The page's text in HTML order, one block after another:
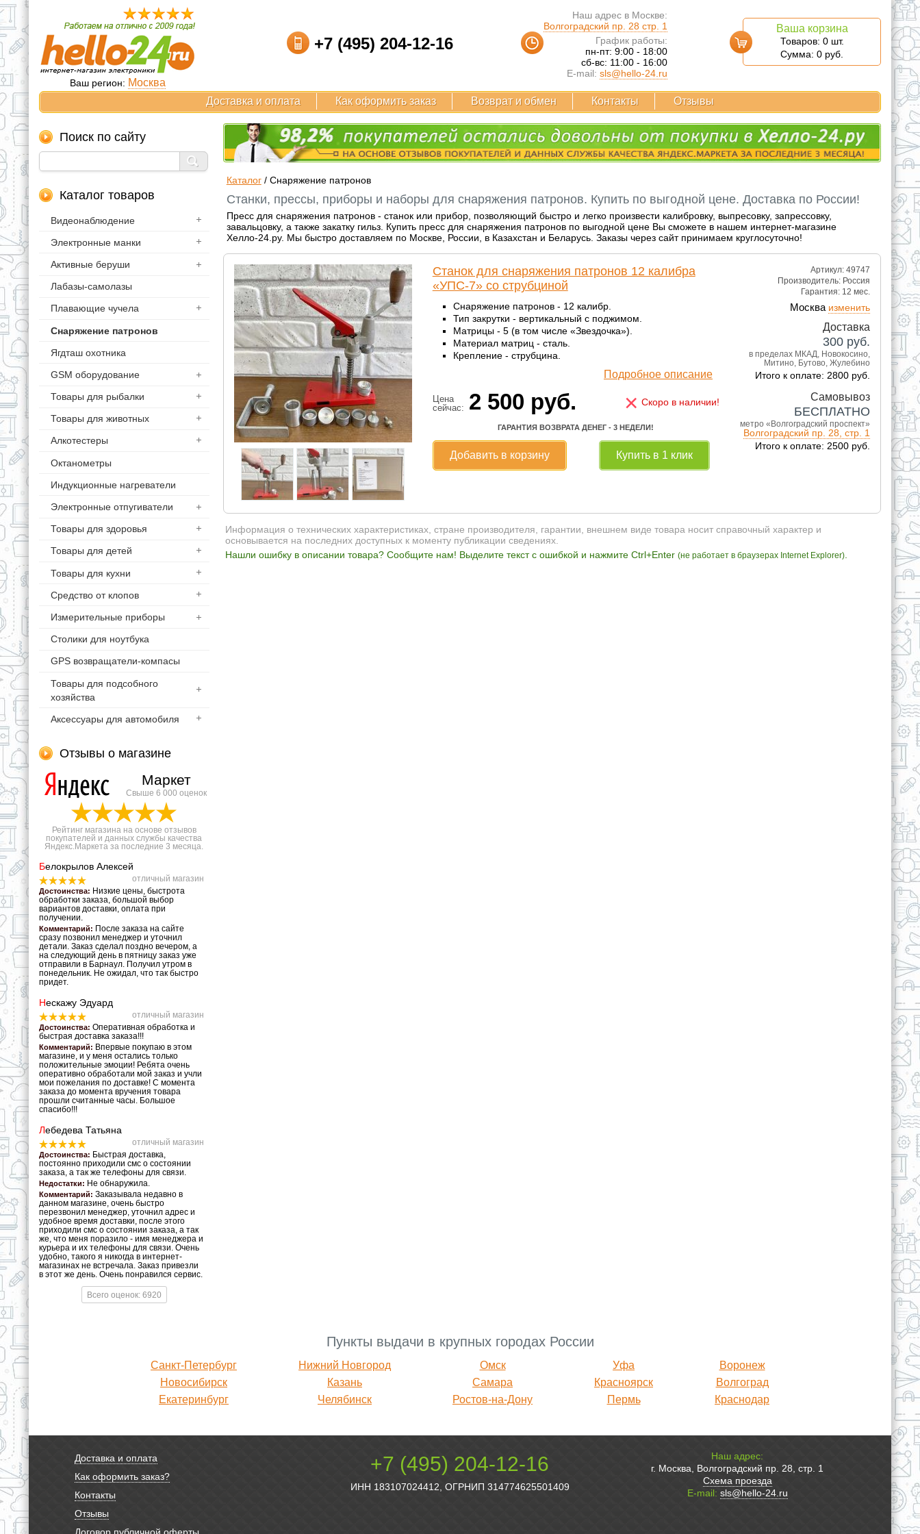
Ваш регион: Москва
+7 (495) 204-12-16
Наш адрес в Москве:
Волгоградский пр. 28 стр. 1
График работы:
пн-пт: 9:00 - 18:00
сб-вс: 11:00 - 16:00
E-mail: sls@hello-24.ru
Ваша корзина
Товаров: 0 шт.
Сумма: 0 руб.
Доставка и оплата Как оформить заказ Возврат и обмен Контакты Отзывы
Поиск по сайту
Каталог товаров
Видеонаблюдение
Электронные манки
Активные беруши
Лабазы-самолазы
Плавающие чучела
Снаряжение патронов
Ягдташ охотника
GSM оборудование
Товары для рыбалки
Товары для животных
Алкотестеры
Октанометры
Индукционные нагреватели
Электронные отпугиватели
Товары для здоровья
Товары для детей
Товары для кухни
Средство от клопов
Измерительные приборы
Столики для ноутбука
GPS возвращатели-компасы
Товары для подсобного
хозяйства
Аксессуары для автомобиля
Отзывы о магазине
Маркет
Свыше 6 000 оценок
Рейтинг магазина на основе отзывов
покупателей и данных службы качества
Яндекс.Маркета за последние 3 месяца.
Белокрылов Алексей
отличный магазин
Достоинства: Низкие цены, быстрота
обработки заказа, большой выбор
вариантов доставки, оплата при
получении.
Комментарий: После заказа на сайте
сразу позвонил менеджер и уточнил
детали. Заказ сделал поздно вечером, а
на следующий день в пятницу заказ уже
отправили в Барнаул. Получил утром в
понедельник. Не ожидал, что так быстро
придет.
Нескажу Эдуард
отличный магазин
Достоинства: Оперативная обработка и
быстрая доставка заказа!!!
Комментарий: Впервые покупаю в этом
магазине, и у меня остались только
положительные эмоции! Ребята очень
оперативно обработали мой заказ и учли
мои пожелания по доставке! С момента
заказа до момента вручения товара
прошли считанные часы. Большое
спасибо!!!
Лебедева Татьяна
отличный магазин
Достоинства: Быстрая доставка,
постоянно приходили смс о состоянии
заказа, а так же телефоны для связи.
Недостатки: Не обнаружила.
Комментарий: Заказывала недавно в
данном магазине, очень быстро
перезвонил менеджер, уточнил адрес и
удобное время доставки, после этого
приходили смс о состоянии заказа, а так
же, что меня поразило - имя менеджера и
курьера и их телефоны для связи. Очень
удобно, такого я никогда в интернет-
магазинах не встречала. Заказ привезли
в этот же день. Очень понравился сервис.
Всего оценок: 6920
Каталог/ Снаряжение патронов
Станки, прессы, приборы и наборы для снаряжения патронов. Купить по выгодной цене. Доставка по России!
Пресс для снаряжения патронов - станок или прибор, позволяющий быстро и легко произвести калибровку, выпресовку, запрессовку,
завальцовку, а также закатку гильз. Купить пресс для снаряжения патронов по выгодной цене Вы сможете в нашем интернет-магазине
Хелло-24.ру. Мы быстро доставляем по Москве, России, в Казахстан и Беларусь. Заказы через сайт принимаем круглосуточно!
Артикул: 49747
Производитель: Россия
Гарантия: 12 мес.
Москва изменить
Доставка
300 руб.
в пределах МКАД, Новокосино,
Митино, Бутово, Жулебино
Итого к оплате: 2800 руб.
Самовывоз
БЕСПЛАТНО
метро «Волгоградский проспект»
Волгоградский пр. 28, стр. 1
Итого к оплате: 2500 руб.
Станок для снаряжения патронов 12 калибра
«УПС-7» со струбциной
Снаряжение патронов - 12 калибр.
Тип закрутки - вертикальный с поджимом.
Матрицы - 5 (в том числе «Звездочка»).
Материал матриц - сталь.
Крепление - струбцина.
Подробное описание
Цена
сейчас: 2 500 руб. × Скоро в наличии!
ГАРАНТИЯ ВОЗВРАТА ДЕНЕГ - 3 НЕДЕЛИ!
Добавить в корзину Купить в 1 клик
Информация о технических характеристиках, стране производителя, гарантии, внешнем виде товара носит справочный характер и
основывается на последних доступных к моменту публикации сведениях.
Нашли ошибку в описании товара? Сообщите нам! Выделите текст с ошибкой и нажмите Ctrl+Enter (не работает в браузерах Internet Explorer).
Пункты выдачи в крупных городах России
Санкт-Петербург
Новосибирск
Екатеринбург
Нижний Новгород
Казань
Челябинск
Омск
Самара
Ростов-на-Дону
Уфа
Красноярск
Пермь
Воронеж
Волгоград
Краснодар
Доставка и оплата
Как оформить заказ?
Контакты
Отзывы
+7 (495) 204-12-16
ИНН 183107024412, ОГРНИП 314774625501409
Наш адрес:
г. Москва, Волгоградский пр. 28, стр. 1
Схема проезда
E-mail: sls@hello-24.ru